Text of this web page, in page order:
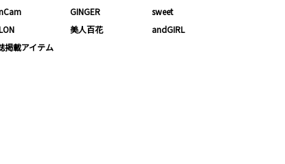
GINGER
sweet
美人百花
andGIRL
掲載アイテム